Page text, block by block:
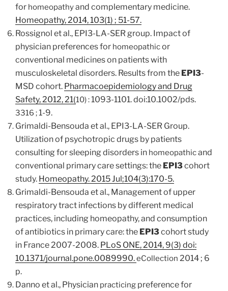
for homeopathyand complementary medicine.
Homeopathy, 2014, 103(1) ; 51-57.
Rossignol et al., EPI3-LA-SER group. Impact of
physician preferences for homeopathicor
conventional medicines on patients with
musculoskeletal disorders. Results from the EPI3-
MSD cohort. Pharmacoepidemiology and Drug
Safety, 2012, 21(10) :1093-1101. doi:10.1002/pds.
3316 ;1-9.
Grimaldi-Bensouda et al., EPI3-LA-SER Group.
Utilization of psychotropic drugs by patients
consulting for sleeping disorders in homeopathicand
conventional primary care settings: the EPI3cohort
study. Homeopathy. 2015 Jul;104(3):170-5.
Grimaldi-Bensouda et al., Management of upper
respiratory tract infections by different medical
practices, including homeopathy, and consumption
of antibiotics in primary care: the EPI3cohort study
in France 2007-2008. PLoS ONE, 2014, 9(3) doi:
10.1371/journal.pone.0089990.eCollection 2014 ; 6
p.
Danno et al., Physician practicing preference for